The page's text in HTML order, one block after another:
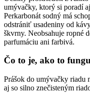
umývačky, ktorý si poradí
Perkarbonát sodný má
odstrániť usadeniny od
škvrny. Neobsahuje ropné
parfumáciu ani farbivá.
Čo to je, ako to
Prášok do umývačky riadu
aj so silno znečisteným